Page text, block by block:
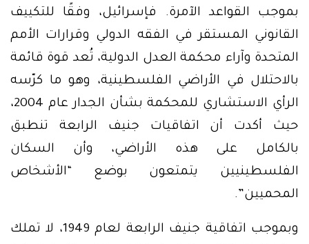
بموجب القواعد الآمرة. فإسرائيل، وفقًا للتكييف
القانوني المستقر في الفقه الدولي وقرارات الأمم
المتحدة وآراء محكمة العدل الدولية، تُعد قوة قائمة
بالاحتلال في الأراضي الفلسطينية، وهو ما كرّسه
الرأي الاستشاري للمحكمة بشأن الجدار عام 2004،
حيث أكدت أن اتفاقيات جنيف الرابعة تنطبق
بالكامل على هذه الأراضي، وأن السكان
الفلسطينيين يتمتعون بوضع “الأشخاص
المحميين”.
وبموجب اتفاقية جنيف الرابعة لعام 1949، لا تملك